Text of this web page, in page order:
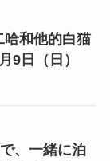
哈和他的白猫
9日（日）
、一緒に泊